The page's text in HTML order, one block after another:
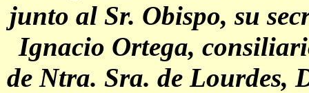
junto al Sr. Obispo, su
Ignacio Ortega,
de Ntra. Sra. de Lourdes,